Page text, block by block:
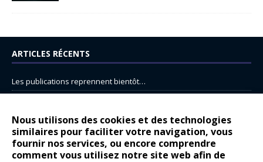
Nous utilisons des cookies et des technologies
similaires pour faciliter votre navigation, vous
fournir nos services, ou encore comprendre
comment vous utilisez notre site web afin de
ARTICLES RÉCENTS
Les publications reprennent bientôt…
14 juillet : nouveau film de marque pour Citroën
Renault Espace : voyage, voyage…
Peugeot E-208 GTi : naissance d’une légende